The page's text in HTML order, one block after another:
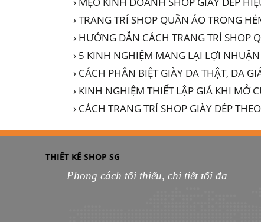
› TRANG TRÍ SHOP QUẦN ÁO TRONG
› HƯỚNG DẪN CÁCH TRANG TRÍ SHOP
› 5 KINH NGHIỆM MANG LẠI LỢI
› CÁCH PHÂN BIỆT GIÀY DA THẬT, DA
› KINH NGHIỆM THIẾT LẬP GIÁ KHI MỞ
› CÁCH TRANG TRÍ SHOP GIÀY DÉP
THIẾT KẾ SHOP SG
Phong cách tối thiểu, chi tiết tối đa